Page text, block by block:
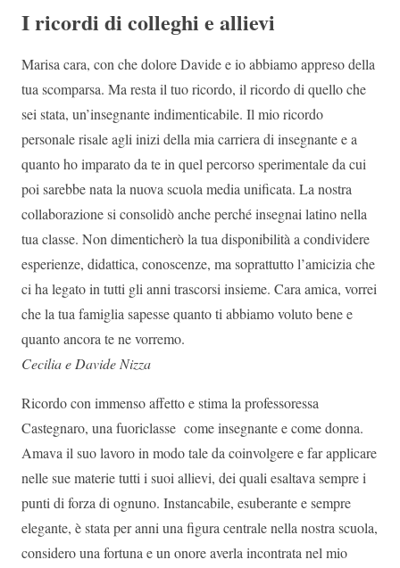
I ricordi di colleghi e allievi
Marisa cara, con che dolore Davide e io abbiamo appreso della
tua scomparsa. Ma resta il tuo ricordo, il ricordo di quello che
sei stata, un’insegnante indimenticabile. Il mio ricordo
personale risale agli inizi della mia carriera di insegnante e a
quanto ho imparato da te in quel percorso sperimentale da cui
poi sarebbe nata la nuova scuola media unificata. La nostra
collaborazione si consolidò anche perché insegnai latino nella
tua classe. Non dimenticherò la tua disponibilità a condividere
esperienze, didattica, conoscenze, ma soprattutto l’amicizia che
ci ha legato in tutti gli anni trascorsi insieme. Cara amica, vorrei
che la tua famiglia sapesse quanto ti abbiamo voluto bene e
quanto ancora te ne vorremo.
Cecilia e Davide Nizza
Ricordo con immenso affetto e stima la professoressa
Castegnaro, una fuoriclasse come insegnante e come donna.
Amava il suo lavoro in modo tale da coinvolgere e far applicare
nelle sue materie tutti i suoi allievi, dei quali esaltava sempre i
punti di forza di ognuno. Instancabile, esuberante e sempre
elegante, è stata per anni una figura centrale nella nostra scuola,
considero una fortuna e un onore averla incontrata nel mio